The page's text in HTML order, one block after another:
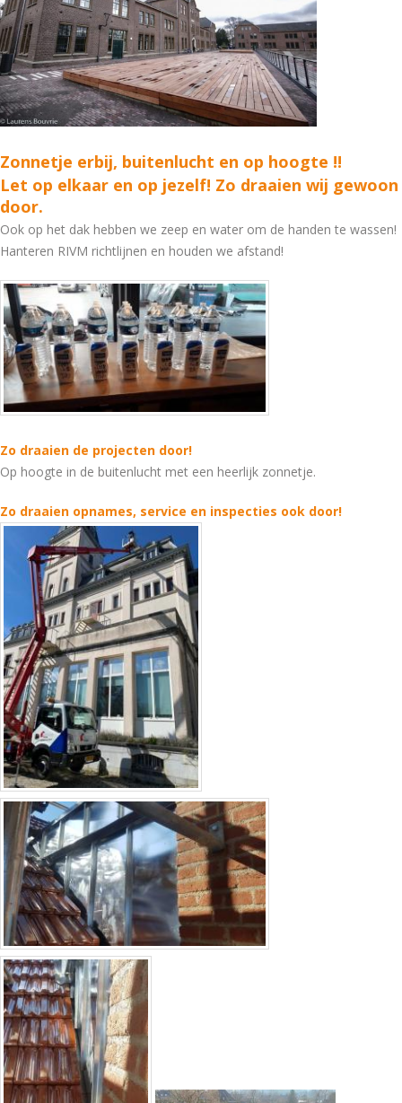
Zonnetje erbij, buitenlucht en op hoogte !!
Let op elkaar en op jezelf! Zo draaien wij gewoon
door.
Ook op het dak hebben we zeep en water om de handen te wassen!
Hanteren RIVM richtlijnen en houden we afstand!
Zo draaien de projecten door!
Op hoogte in de buitenlucht met een heerlijk zonnetje.
Zo draaien opnames, service en inspecties ook door!